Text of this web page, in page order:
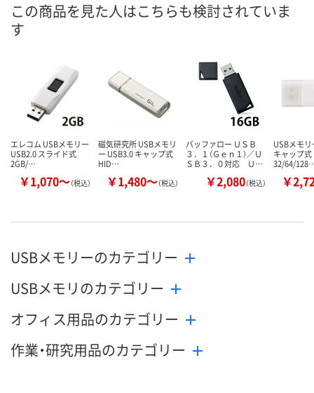
お届け日
カゴへ カゴへ
この商品を見た人はこちらも検討されていま
す
エレコム USBメモリー
USB2.0 スライド式
2GB/…
￥1,070～（税込）
磁気研究所 USBメモリ
ー USB3.0 キャップ式
HID…
￥1,480～（税込）
バッファロー ＵＳＢ
３．１（Ｇｅｎ１）／Ｕ
ＳＢ３．０対応 Ｕ…
￥2,080（税込）
USBメモ
キャップ式
32/64/
￥
USBメモリーのカテゴリー
USBメモリのカテゴリー
オフィス用品のカテゴリー
作業・研究用品のカテゴリー